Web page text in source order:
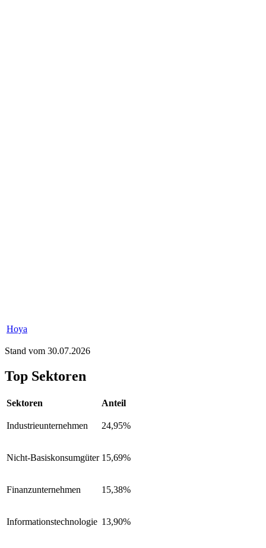
Hoya
Stand vom 30.07.2026
Top Sektoren
Sektoren Anteil
Industrieunternehmen 24,95%
Nicht-Basiskonsumgüter 15,69%
Finanzunternehmen 15,38%
Informationstechnologie 13,90%